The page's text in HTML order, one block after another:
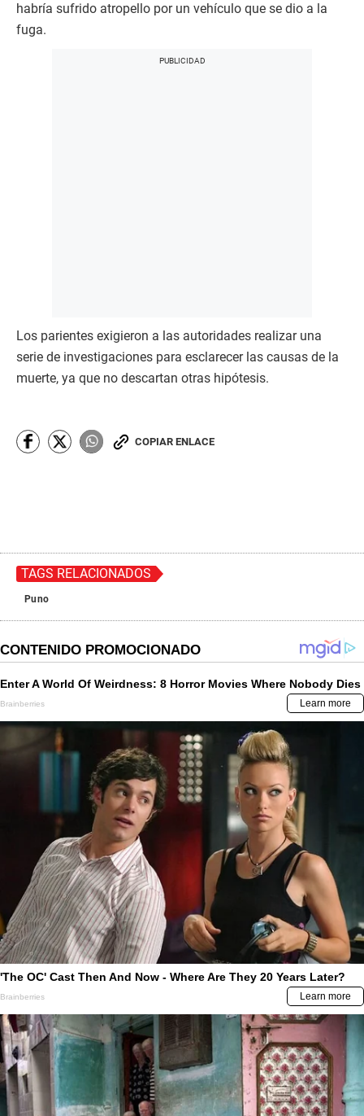
habría sufrido atropello por un vehículo que se dio a la
fuga.
Los parientes exigieron a las autoridades realizar una
serie de investigaciones para esclarecer las causas de la
muerte, ya que no descartan otras hipótesis.
COPIAR ENLACE
TAGS RELACIONADOS
Puno